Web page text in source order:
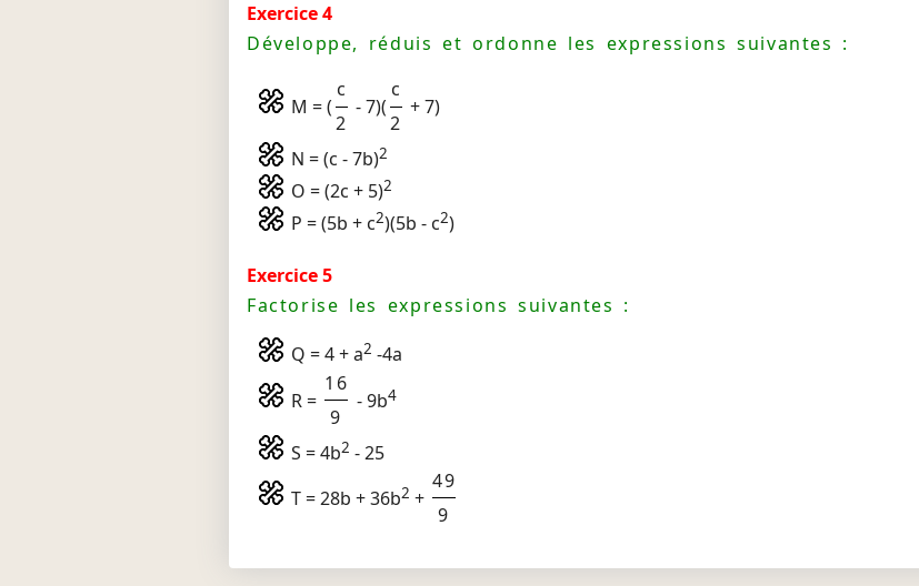
Exercice 4
Développe, réduis et ordonne les expressions suivantes :
M = (
c
2
- 7)(
c
2
+ 7)
N = (c - 7b)2
O = (2c + 5)2
P = (5b + c2)(5b - c2)
Exercice 5
Factorise les expressions suivantes :
Q = 4 + a2 -4a
R =
16
9
- 9b4
S = 4b2 - 25
T = 28b + 36b2 +
49
9